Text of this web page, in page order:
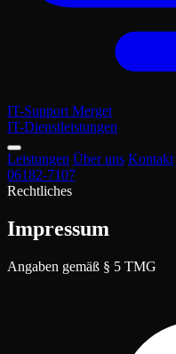
IT-Support Merget
IT-Dienstleistungen
Leistungen Über uns Kontakt
06182-7107
Rechtliches
Impressum
Angaben gemäß § 5 TMG